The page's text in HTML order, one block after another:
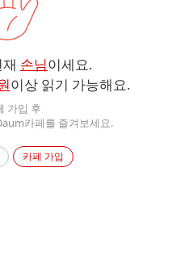
손님이세요.
이상 읽기 가능해요.
가입 후
카페를 즐겨보세요.
카페 가입